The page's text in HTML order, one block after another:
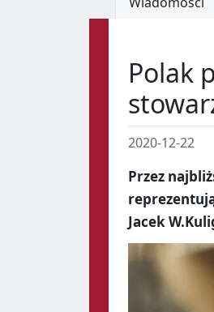
Polak
2020-12-22
Przez
Jacek